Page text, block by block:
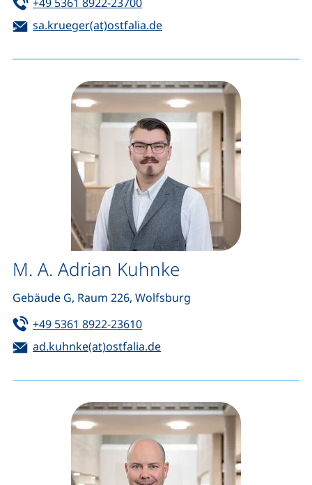
E-Mail:
sa.krueger(at)ostfalia.de(öffnet Ihr E-Mail-
M. A. Adrian Kuhnke
Gebäude G, Raum 226, Wolfsburg
Tel:
+49 5361 8922-23610(startet einen Telefonanruf,
E-Mail:
ad.kuhnke(at)ostfalia.de(öffnet Ihr E-Mail-